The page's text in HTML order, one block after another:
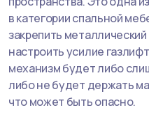
в категории спальной
закрепить
настроить усилие
механизм будет либо
либо не будет держать
что может быть опасно.